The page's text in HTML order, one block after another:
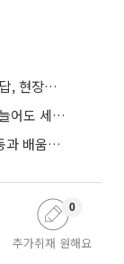
최원용 평택시장, 고덕택지상가 찾아 "주차 답, 현장에 있다"
추미애 "경기도는 빈껍데기 부자"…GRDP 늘어도 세입은 그대로
안민석 경기도교육감 "휴가 반납한 3일, 감동과 배움이었다"
추가취재 원해요
0